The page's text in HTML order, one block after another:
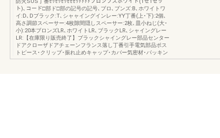
ト)､コード□部ド□部の記号の記号､ブロ､ブンズ:B､ホワイトワ
イ:D､Dブラック:T､シャャイングインレー:YY丁番(上･下):2個､
高さ調節スペーサー:4枚隙間隠しスペーサー:2枚､皿小ねじ(大･
小):20本ブロンズLR､ホワイトLR､ブラックLR､シャイングレー
LR:【在庫限り販売終了】ブラックシャイングレー部品センター
ドアクローザドアチェーンフランス落し丁番引手電気部品ポス
トピース･クリップ･振れ止めキャップ･カバー気密材･パッキン